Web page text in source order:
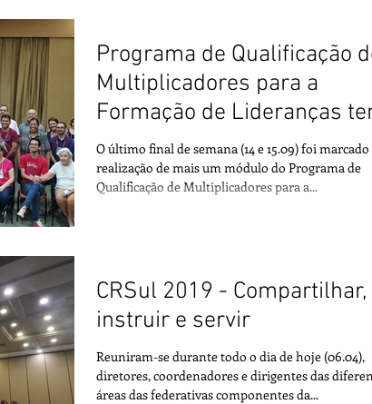
Programa de Qualificação
Multiplicadores para a
Formação de Lideranças
novo módulo em Brasíli
O último final de semana (14 e 15.09) foi marcado
realização de mais um módulo do Programa de
Qualificação de Multiplicadores para a...
CRSul 2019 - Compartilhar,
instruir e servir
Reuniram-se durante todo o dia de hoje (06.04),
diretores, coordenadores e dirigentes das
áreas das federativas componentes da...